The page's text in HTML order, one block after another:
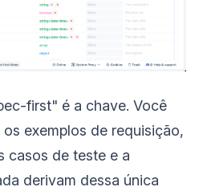
first" é a chave. Você
exemplos de requisição,
casos de teste e a
derivam dessa única